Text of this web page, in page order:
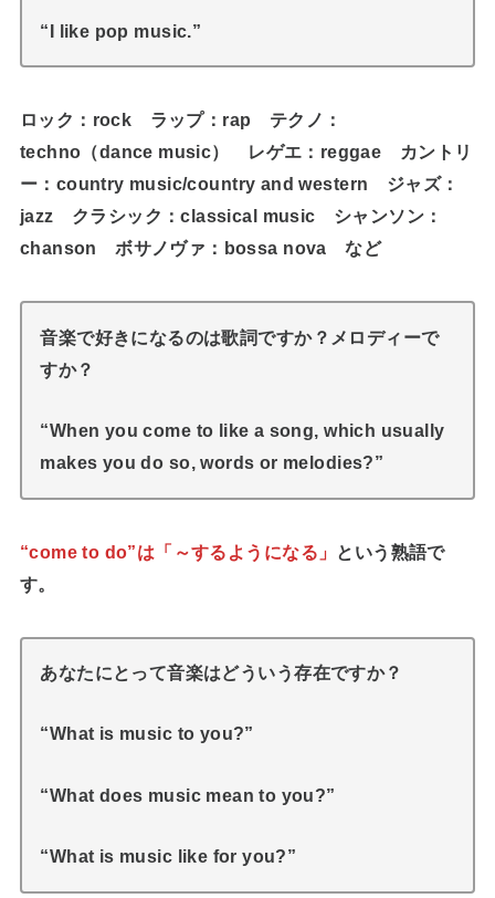
“I like pop music.”
ロック：rock ラップ：rap テクノ：
techno（dance music） レゲエ：reggae カントリ
ー：country music/country and western ジャズ：
jazz クラシック：classical music シャンソン：
chanson ボサノヴァ：bossa nova など
音楽で好きになるのは歌詞ですか？メロディーで
すか？
“When you come to like a song, which usually
makes you do so, words or melodies?”
“come to do”は「～するようになる」 という熟語で
す。
あなたにとって音楽はどういう存在ですか？
“What is music to you?”
“What does music mean to you?”
“What is music like for you?”